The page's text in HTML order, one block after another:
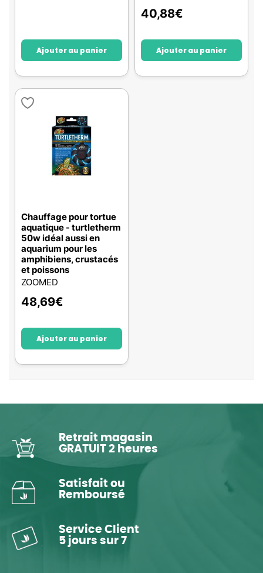
Ajouter au panier
40,88€
Ajouter au panier
Chauffage pour tortue
aquatique - turtletherm
50w idéal aussi en
aquarium pour les
amphibiens, crustacés
et poissons
ZOOMED
48,69€
Ajouter au panier
Retrait magasin
GRATUIT 2 heures
Satisfait ou
Remboursé
Service Client
5 jours sur 7